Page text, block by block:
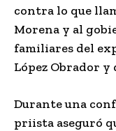
contra lo que
Morena y al
familiares del
López Obrador y
Durante una
priista aseguró